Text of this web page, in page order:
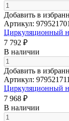
Добавить в
Артикул: 979521701
Циркуляционный
7 792 ₽
В наличии
Добавить в
Артикул: 979521711
Циркуляционный
7 968 ₽
В наличии